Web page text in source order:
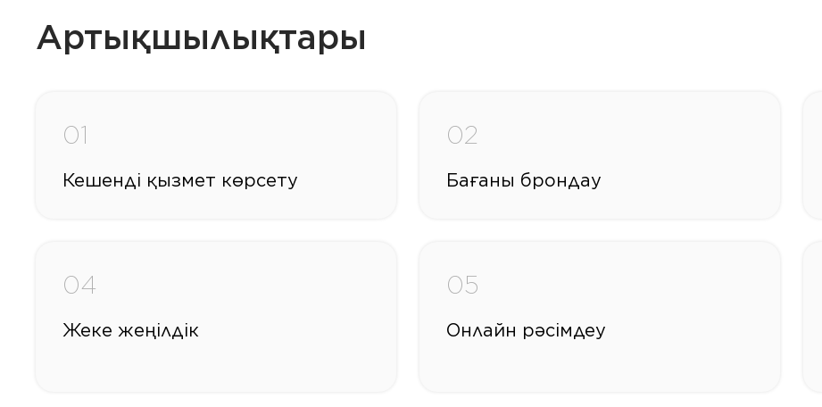
Артықшылықтары
01
Кешенді қызмет көрсету
02
Бағаны брондау
04
Жеке жеңілдік
05
Онлайн рәсімдеу